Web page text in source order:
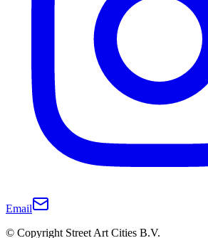
Email
© Copyright Street Art Cities B.V.